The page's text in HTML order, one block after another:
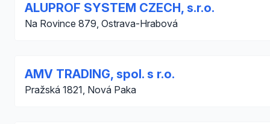
ALUPROF SYSTEM CZECH, s.r.o.
Na Rovince 879, Ostrava-Hrabová
AMV TRADING, spol. s r.o.
Pražská 1821, Nová Paka